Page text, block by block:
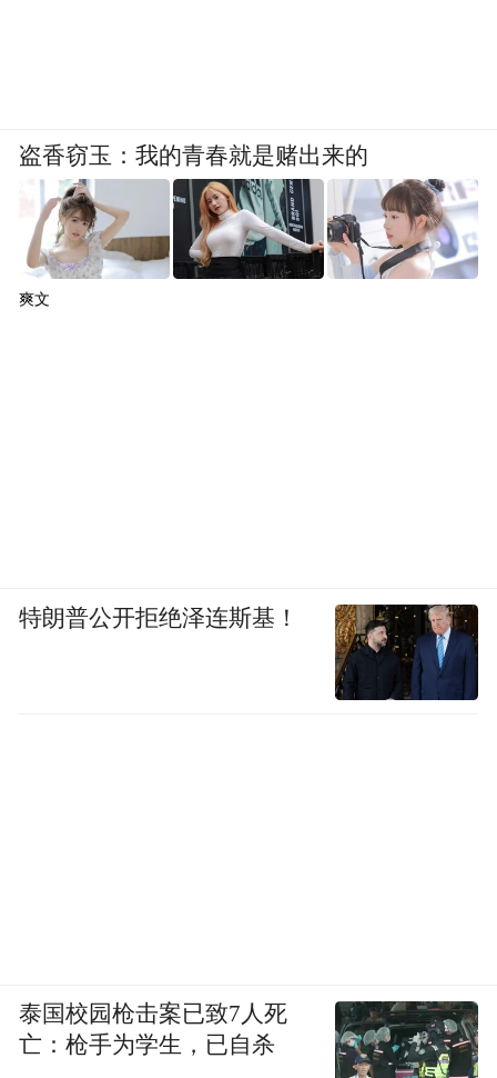
盗香窃玉：我的青春就是赌出来的
爽文
特朗普公开拒绝泽连斯基！
泰国校园枪击案已致7人死
亡：枪手为学生，已自杀